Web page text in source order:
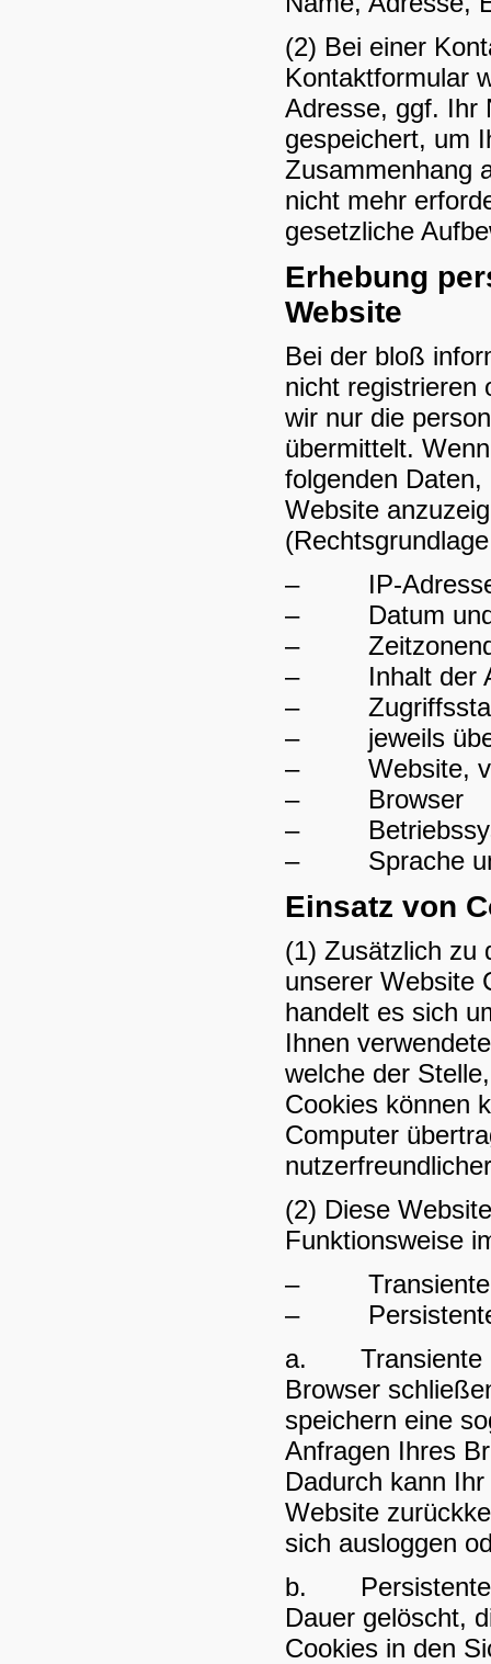
(2) Bei einer
Kontaktformular
Adresse, ggf. Ihr
gespeichert, um
Zusammenhang
nicht mehr
gesetzliche
Erhebung
Website
Bei der bloß
nicht registrieren
wir nur die
übermittelt.
folgenden
Website
– IP-
– Datum und
–
– Inhalt der
–
– jeweils
– Website, von
– Browser
–
– Sprache und
Einsatz von
(1) Zusätzlich zu
unserer Website
handelt es sich
Ihnen
welche der
Cookies können
Computer
(2) Diese
Funktionsweise
– Transiente
– Persistente
a. Transiente
Browser
speichern eine
Anfragen Ihres
Dadurch kann
Website
sich ausloggen
b. Persistente
Dauer gelöscht,
Cookies in den